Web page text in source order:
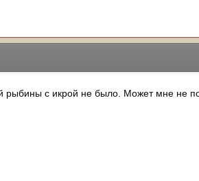
рыбины с икрой не было. Может мне не